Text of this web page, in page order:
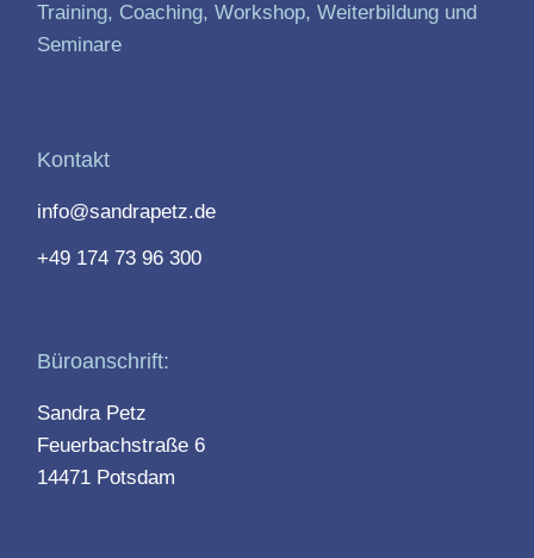
Training, Coaching, Workshop, Weiterbildung und
Seminare
Kontakt
info@sandrapetz.de
+49 174 73 96 300
Büroanschrift:
Sandra Petz
Feuerbachstraße 6
14471 Potsdam